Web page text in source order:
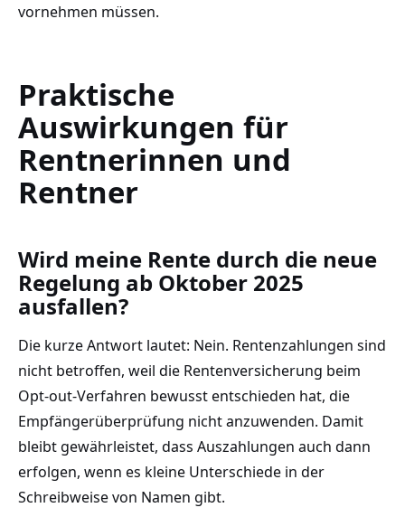
vornehmen müssen.
Praktische
Auswirkungen für
Rentnerinnen und
Rentner
Wird meine Rente durch die neue
Regelung ab Oktober 2025
ausfallen?
Die kurze Antwort lautet: Nein. Rentenzahlungen sind
nicht betroffen, weil die Rentenversicherung beim
Opt-out-Verfahren bewusst entschieden hat, die
Empfängerüberprüfung nicht anzuwenden. Damit
bleibt gewährleistet, dass Auszahlungen auch dann
erfolgen, wenn es kleine Unterschiede in der
Schreibweise von Namen gibt.